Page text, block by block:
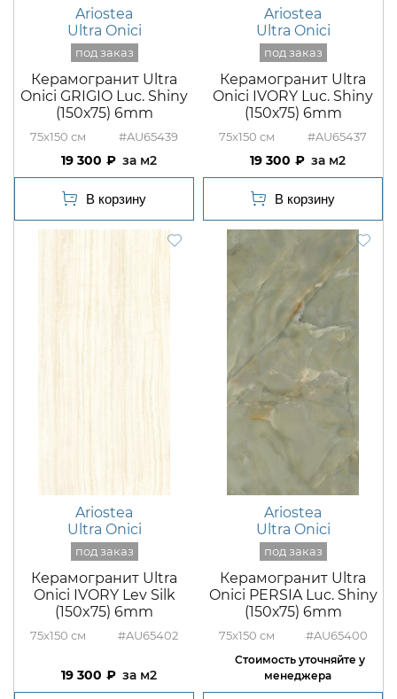
Ariostea
Ultra Onici
Керамогранит Ultra
Onici GRIGIO Luc. Shiny
(150х75) 6mm
75x150 #AU65439
19 300 м2
Ariostea
Ultra Onici
Керамогранит Ultra
Onici IVORY Luc. Shiny
(150х75) 6mm
75x150 #AU65437
19 300 м2
Ariostea
Ultra Onici
Керамогранит Ultra
Onici IVORY Lev Silk
(150x75) 6mm
75x150 #AU65402
19 300 м2
Ariostea
Ultra Onici
Керамогранит Ultra
Onici PERSIA Luc. Shiny
(150х75) 6mm
75x150 #AU65400